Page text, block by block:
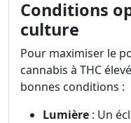
Conditions
culture
Pour maximiser le
cannabis à THC
bonnes conditions :
Lumière : Un